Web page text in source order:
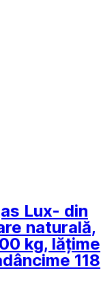
Lux- din
naturală,
kg, lățime
118